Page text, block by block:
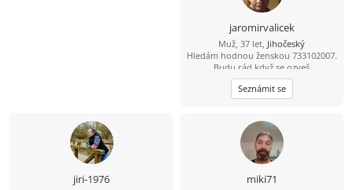
jaromirvalicek
Muž, 37 let, Jihočeský
Hledám hodnou ženskou 733102007.
Budu rád když se ozveš
Seznámit se
jiri-1976 miki71